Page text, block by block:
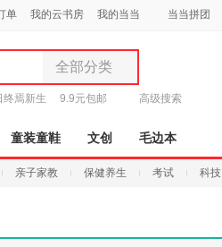
单 我的云书房 我的当当 当当拼团
全部分类
全部分类
图书
电子书
音像
终焉新生 9.9元包邮 高级搜索
童装童鞋 文创 毛边本
亲子家教 保健养生 考试 科技